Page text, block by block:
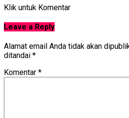
Klik untuk Komentar
Leave a Reply
Alamat email Anda tidak akan
ditandai *
Komentar *